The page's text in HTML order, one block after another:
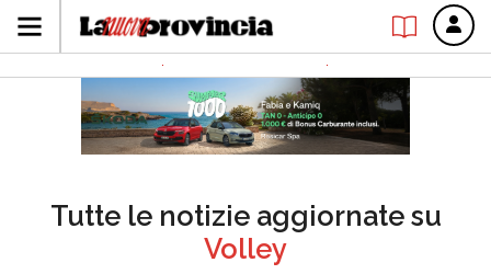
Tutte le notizie aggiornate su
Volley